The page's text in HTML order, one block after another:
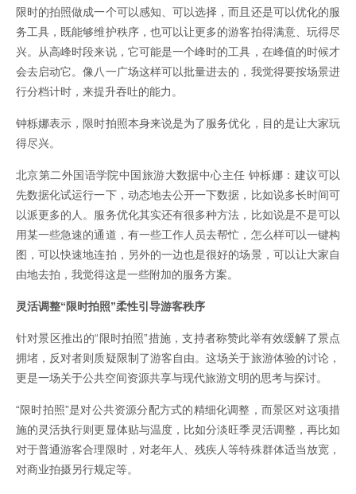
限时的拍照做成一个可以感知、可以选择，而且还是可以优化的服
务工具，既能够维护秩序，也可以让更多的游客拍得满意、玩得尽
兴。从高峰时段来说，它可能是一个峰时的工具，在峰值的时候才
会去启动它。像八一广场这样可以批量进去的，我觉得要按场景进
行分档计时，来提升吞吐的能力。
钟栎娜表示，限时拍照本身来说是为了服务优化，目的是让大家玩
得尽兴。
北京第二外国语学院中国旅游大数据中心主任 钟栎娜：建议可以
先数据化试运行一下，动态地去公开一下数据，比如说多长时间可
以派更多的人。服务优化其实还有很多种方法，比如说是不是可以
用某一些急速的通道，有一些工作人员去帮忙，怎么样可以一键构
图，可以快速地连拍，另外的一边也是很好的场景，可以让大家自
由地去拍，我觉得这是一些附加的服务方案。
灵活调整“限时拍照”柔性引导游客秩序
针对景区推出的“限时拍照”措施，支持者称赞此举有效缓解了景点
拥堵，反对者则质疑限制了游客自由。这场关于旅游体验的讨论，
更是一场关于公共空间资源共享与现代旅游文明的思考与探讨。
“限时拍照”是对公共资源分配方式的精细化调整，而景区对这项措
施的灵活执行则更显体贴与温度，比如分淡旺季灵活调整，再比如
对于普通游客合理限时，对老年人、残疾人等特殊群体适当放宽，
对商业拍摄另行规定等。